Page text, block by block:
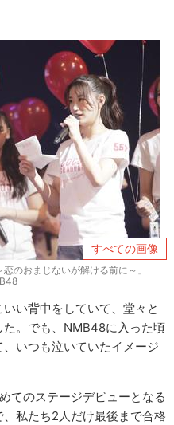
すべての画像
のおまじないが解ける前に～」
いい背中をしていて、堂々と
た。でも、NMB48に入った頃
いつも泣いていたイメージ
てのステージデビューとなる
私たち2人だけ最後まで合格